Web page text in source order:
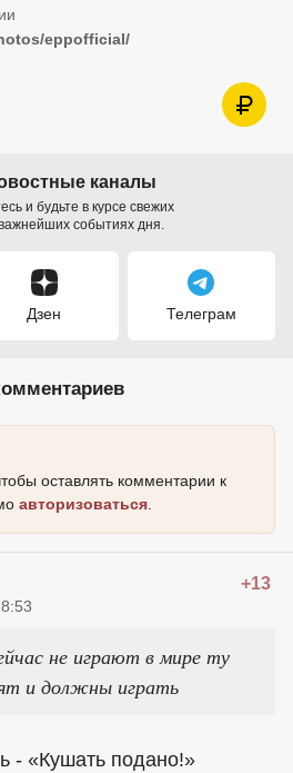
eppofficial/
каналы
и будьте в курсе свежих
событиях дня.
Дзен Телеграм
оставлять комментарии к
авторизоваться.
+13
не играют в мире ту
и должны играть
- «Кушать подано!»